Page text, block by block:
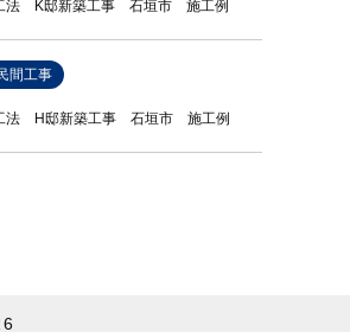
法 K邸新築工事 石垣市 施工例
間工事
法 H邸新築工事 石垣市 施工例